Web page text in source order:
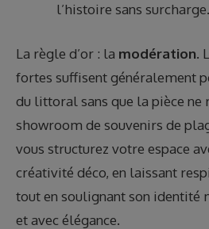
l’histoire sans surcharge.
La règle d’or : la modération.
fortes suffisent généralement
du littoral sans que la pièce ne
showroom de souvenirs de
vous structurez votre espace
créativité déco, en laissant
tout en soulignant son
et avec élégance.